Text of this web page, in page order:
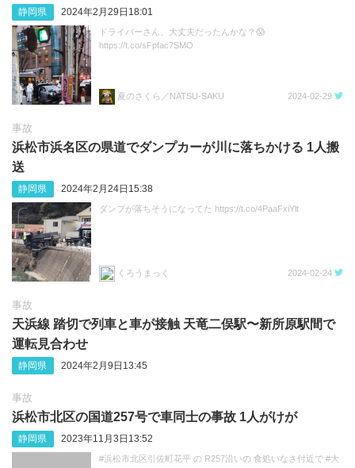
静岡県 2024年2月29日18:01
ドライバーさん、大丈夫だったんかな？😱
https://t.co/sFpfac7SMO
夏のさくら／NATSU-SAKU 2024-02-29
事故
浜松市浜名区の県道でダンプカーが川に落ちかける 1人搬
送
静岡県 2024年2月24日15:38
ダンプが落ちそうになってた https://t.co/4PaaFxiYlt
くろうまっく 2024-02-24
事故
天浜線 踏切で列車と車が接触 天竜二俣駅〜新所原駅間で
運転見合わせ
静岡県 2024年2月9日13:45
事故
浜松市北区の国道257号で車同士の事故 1人がけが
静岡県 2023年11月3日13:52
#浜松市北区引佐町花平 の R257沿いの 食処いなさ付近で #大